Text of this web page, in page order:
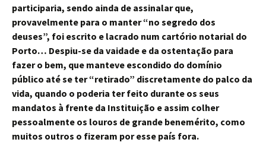
participaria, sendo ainda de assinalar que,
provavelmente para o manter “no segredo dos
deuses”, foi escrito e lacrado num cartório notarial do
Porto… Despiu-se da vaidade e da ostentação para
fazer o bem, que manteve escondido do domínio
público até se ter “retirado” discretamente do palco da
vida, quando o poderia ter feito durante os seus
mandatos à frente da Instituição e assim colher
pessoalmente os louros de grande benemérito, como
muitos outros o fizeram por esse país fora.